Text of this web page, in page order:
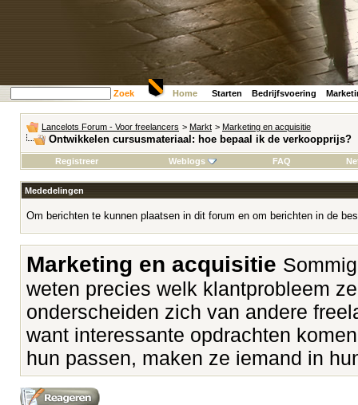
Zoek Home Starten Bedrijfsvoering
Lancelots Forum - Voor freelancers > Markt > Marketing en acquisitie
Ontwikkelen cursusmateriaal: hoe bepaal ik de verkoopprijs?
Registreer Weblogs FAQ
Mededelingen
Om berichten te kunnen plaatsen in dit forum en om berichten in de
Marketing en acquisitie
weten precies welk klantprobleem
onderscheiden zich van andere
want interessante opdrachten
hun passen, maken ze iemand in